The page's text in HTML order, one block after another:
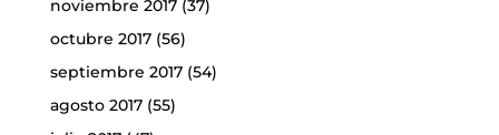
noviembre 2017(37)
octubre 2017(56)
septiembre 2017(54)
agosto 2017(55)